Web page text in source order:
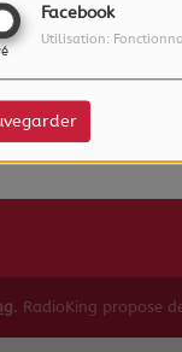
Facebook
Utilisation:
Il semble
. RadioKing propose